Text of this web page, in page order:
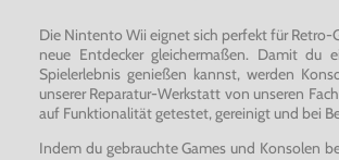
Die Nintento Wii eignet sich perfekt für Retro-
neue Entdecker gleichermaßen. Damit du
Spielerlebnis genießen kannst, werden
unserer Reparatur-Werkstatt von unseren
auf Funktionalität getestet, gereinigt und bei
Indem du gebrauchte Games und Konsolen